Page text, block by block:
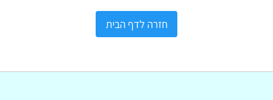
חזרה לדף הבית